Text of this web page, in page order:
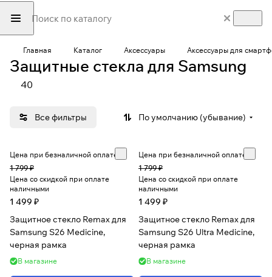
Главная Каталог Аксессуары Аксессуары для
Защитные стекла для Samsung
40
Все фильтры По умолчанию (убывание)
Цена при безналичной оплате
1 799 ₽
Цена со скидкой при оплате
наличными
1 499 ₽
Защитное стекло Remax для
Samsung S26 Medicine,
черная рамка
В магазине
Цена при безналичной оплате
1 799 ₽
Цена со скидкой при оплате
наличными
1 499 ₽
Защитное стекло Remax для
Samsung S26 Ultra Medicine,
черная рамка
В магазине